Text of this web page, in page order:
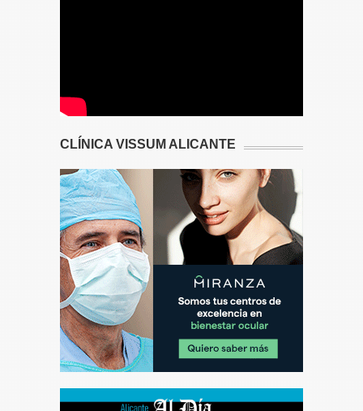
CLÍNICA VISSUM ALICANTE